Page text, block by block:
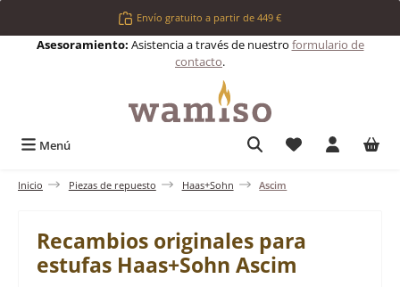
Saltar al contenido principalEnvío gratuito a partir de 449 €
Asesoramiento: Asistencia a través de nuestro formulario de
contacto.
Menú Tienes 0
Inicio Piezas de repuesto Haas+Sohn Ascim
Recambios originales para
estufas Haas+Sohn Ascim